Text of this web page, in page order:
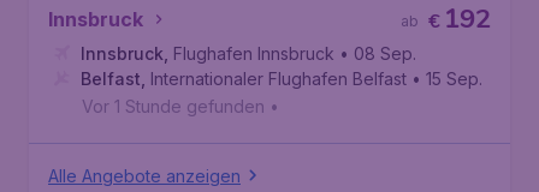
Innsbruck € 192
ab
Innsbruck Flughafen Innsbruck • 08 Sep.
Belfast Internationaler Flughafen Belfast • 15 Sep.
Vor 1 Stunde gefunden •
Alle Angebote anzeigen